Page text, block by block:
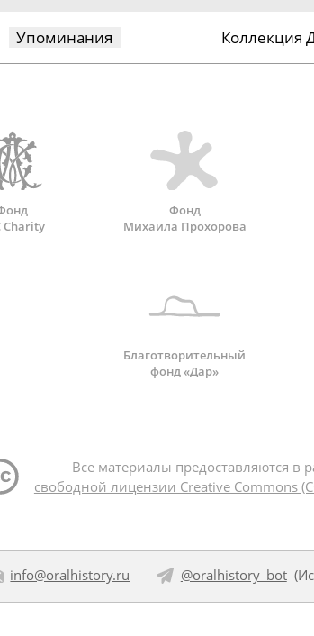
Упоминания Коллекция
Charity
Фонд
Михаила Прохорова
Благотворительный
фонд «Дар»
Все материалы предоставляются в
свободной лицензии Creative Commons
info@oralhistory.ru @oralhistory_bot